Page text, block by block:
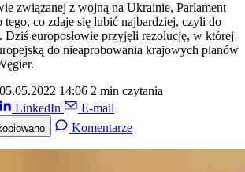
związanej z wojną na Ukrainie, Parlament
tego, co zdaje się lubić najbardziej, czyli do
Dziś europosłowie przyjęli rezolucję, w której
do nieaprobowania krajowych planów
05.05.2022 14:06 2 min czytania
LinkedIn E-mail
Komentarze